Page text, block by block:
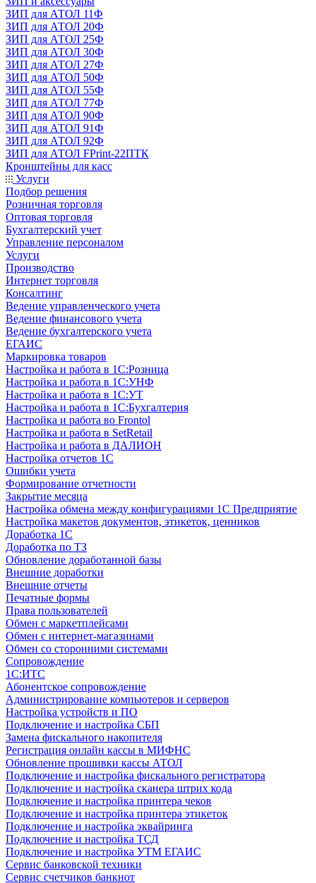
ЗИП для АТОЛ 11Ф
ЗИП для АТОЛ 20Ф
ЗИП для АТОЛ 25Ф
ЗИП для АТОЛ 30Ф
ЗИП для АТОЛ 27Ф
ЗИП для АТОЛ 50Ф
ЗИП для АТОЛ 55Ф
ЗИП для АТОЛ 77Ф
ЗИП для АТОЛ 90Ф
ЗИП для АТОЛ 91Ф
ЗИП для АТОЛ 92Ф
ЗИП для АТОЛ FPrint-22ПТК
Кронштейны для касс
Услуги
Подбор решения
Розничная торговля
Оптовая торговля
Бухгалтерский учет
Управление персоналом
Услуги
Производство
Интернет торговля
Консалтинг
Ведение управленческого учета
Ведение финансового учета
Ведение бухгалтерского учета
ЕГАИС
Маркировка товаров
Настройка и работа в 1С:Розница
Настройка и работа в 1С:УНФ
Настройка и работа в 1С:УТ
Настройка и работа в 1С:Бухгалтерия
Настройка и работа во Frontol
Настройка и работа в SetRetail
Настройка и работа в ДАЛИОН
Настройка отчетов 1С
Ошибки учета
Формирование отчетности
Закрытие месяца
Настройка обмена между конфигурациями 1С Предприятие
Настройка макетов документов, этикеток, ценников
Доработка 1С
Доработка по ТЗ
Обновление доработанной базы
Внешние доработки
Внешние отчеты
Печатные формы
Права пользователей
Обмен с маркетплейсами
Обмен с интернет-магазинами
Обмен со сторонними системами
Сопровождение
1C:ИТС
Абонентское сопровождение
Администрирование компьютеров и серверов
Настройка устройств и ПО
Подключение и настройка СБП
Замена фискального накопителя
Регистрация онлайн кассы в МИФНС
Обновление прошивки кассы АТОЛ
Подключение и настройка фискального регистратора
Подключение и настройка сканера штрих кода
Подключение и настройка принтера чеков
Подключение и настройка принтера этикеток
Подключение и настройка эквайринга
Подключение и настройка ТСД
Подключение и настройка УТМ ЕГАИС
Сервис банковской техники
Сервис счетчиков банкнот